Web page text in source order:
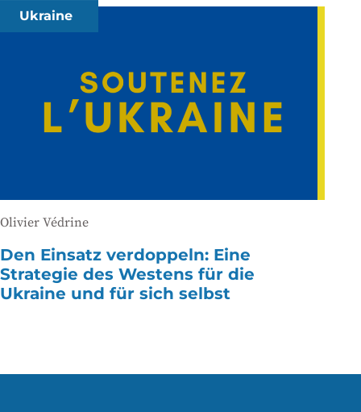
Ukraine
Olivier Védrine
Den Einsatz verdoppeln: Eine
Strategie des Westens für die
Ukraine und für sich selbst